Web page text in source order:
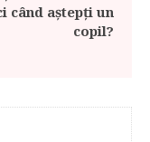
când aștepți un
copil?